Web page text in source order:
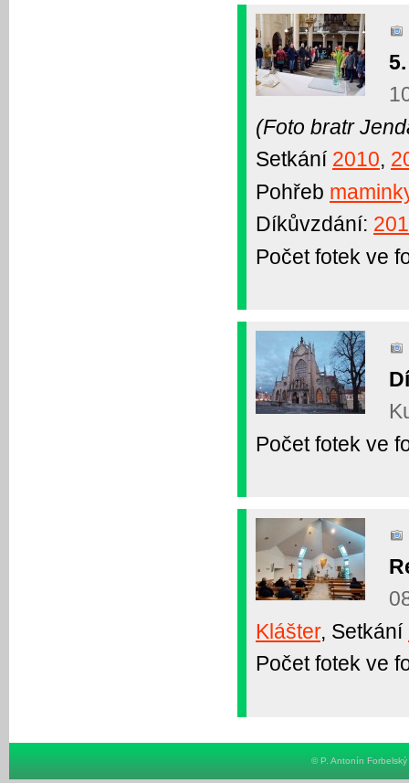
(Foto bratr
Setkání 2010,
Pohřeb
Díkůvzdání:
Počet fotek ve
Počet fotek ve
Klášter, Setkání
Počet fotek ve
© P. Antonín